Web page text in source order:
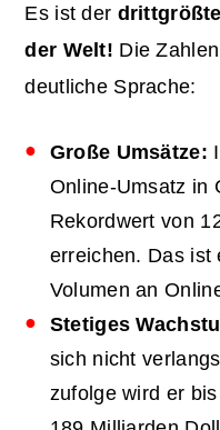
Es ist der
der Welt! Die
deutliche Sprache:
Große Umsätze:
Online-Umsatz in
Rekordwert von
erreichen. Das ist
Volumen an
Stetiges
sich nicht
zufolge wird er